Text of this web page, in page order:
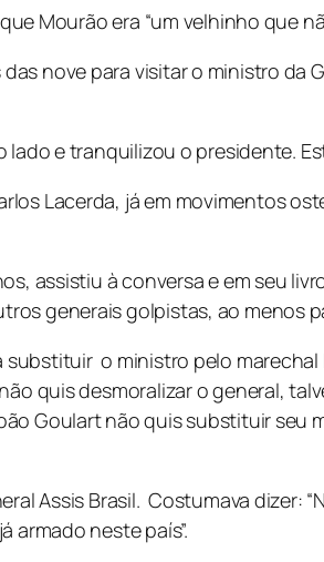
Mourão era “um velhinho que
nove para visitar o ministro da
e tranquilizou o presidente.
Lacerda, já em movimentos
assistiu à conversa e em seu
generais golpistas, ao menos
o ministro pelo marechal
quis desmoralizar o general,
Goulart não quis substituir seu
Assis Brasil. Costumava dizer:
armado neste país”.